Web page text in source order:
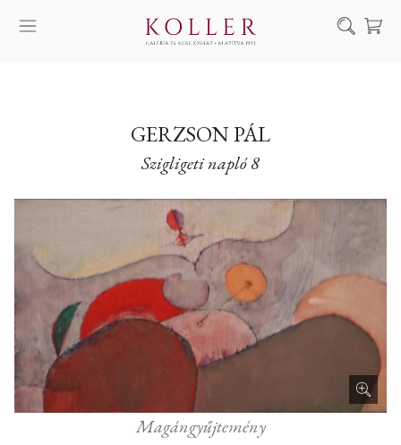
MŰVÉSZEINK
ALKOTÁSOK
AUKCIÓ
KIÁLLÍTÁSAINK
HÍREINK
RÓLUNK
EN
Keresés
GERZSON PÁL
Szigligeti napló 8
Magángyűjtemény